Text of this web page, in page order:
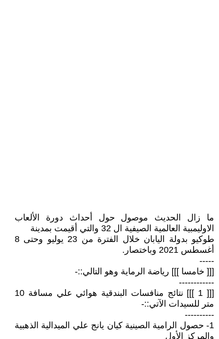
ما زال الحديث موصول حول أحداث دورة الألعاب
الاوليمبية العالمية الصيفية ال 32 والتي أقيمت بمدينة
طوكيو بدولة اليابان خلال الفترة من 23 يوليو وحتى 8
أغسطس 2021 وباختصار.
-----
[[[ خامسا ]]] رياضة الرماية وهو التالي::-
------------
[[[ 1 ]]] نتائج منافسات البندقية هوائي علي مسافة 10
متر للسيدات الآتي::-
----------
1- حصول الرامية الصينية كيان يانج علي الميدالية الذهبية
والمركز الأول